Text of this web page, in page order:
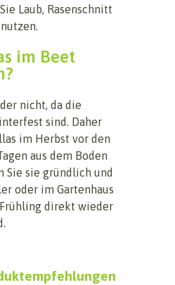
Laub, Rasenschnitt
im Beet
nicht, da die
sind. Daher
im Herbst vor den
aus dem Boden
Sie sie gründlich und
oder im Gartenhaus
direkt wieder